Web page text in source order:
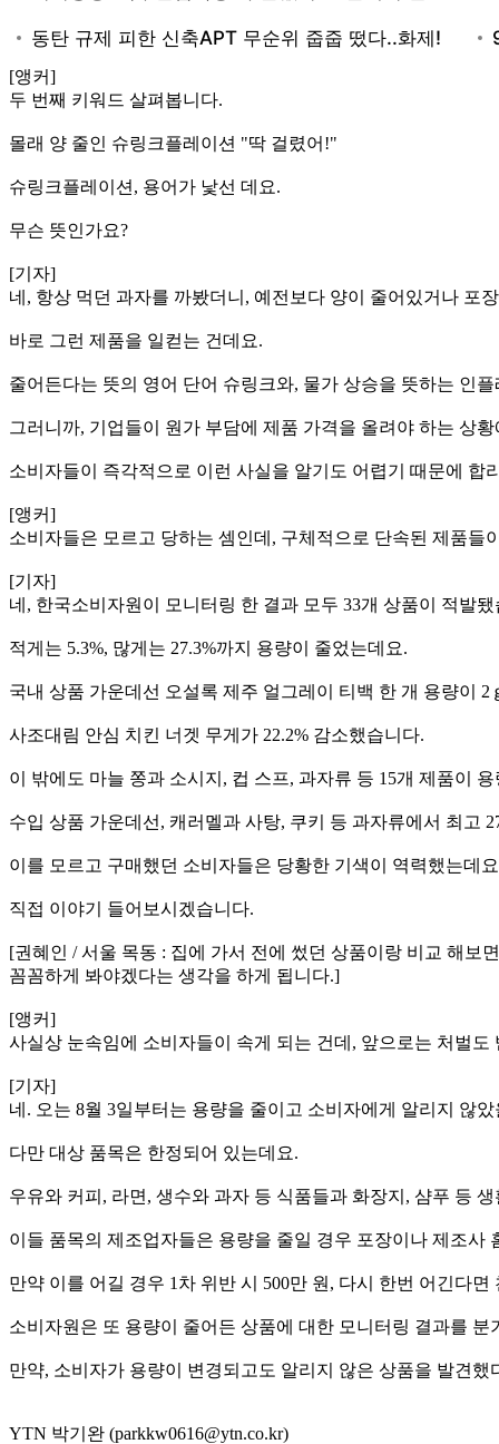
[앵커]
두 번째 키워드 살펴봅니다.
몰래 양 줄인 슈링크플레이션 "딱 걸렸어!"
슈링크플레이션, 용어가 낯선 데요.
무슨 뜻인가요?
[기자]
네, 항상 먹던 과자를 까봤더니, 예전보다 양이 줄어있거나 포
바로 그런 제품을 일컫는 건데요.
줄어든다는 뜻의 영어 단어 슈링크와, 물가 상승을 뜻하는 인
그러니까, 기업들이 원가 부담에 제품 가격을 올려야 하는 상
소비자들이 즉각적으로 이런 사실을 알기도 어렵기 때문에 합
[앵커]
소비자들은 모르고 당하는 셈인데, 구체적으로 단속된 제품들
[기자]
네, 한국소비자원이 모니터링 한 결과 모두 33개 상품이 적발
적게는 5.3%, 많게는 27.3%까지 용량이 줄었는데요.
국내 상품 가운데선 오설록 제주 얼그레이 티백 한 개 용량이 2
사조대림 안심 치킨 너겟 무게가 22.2% 감소했습니다.
이 밖에도 마늘 쫑과 소시지, 컵 스프, 과자류 등 15개 제품이
수입 상품 가운데선, 캐러멜과 사탕, 쿠키 등 과자류에서 최고
이를 모르고 구매했던 소비자들은 당황한 기색이 역력했는데
직접 이야기 들어보시겠습니다.
[권혜인 / 서울 목동 : 집에 가서 전에 썼던 상품이랑 비교 해보
꼼꼼하게 봐야겠다는 생각을 하게 됩니다.]
[앵커]
사실상 눈속임에 소비자들이 속게 되는 건데, 앞으로는 처벌도
[기자]
네. 오는 8월 3일부터는 용량을 줄이고 소비자에게 알리지 않
다만 대상 품목은 한정되어 있는데요.
우유와 커피, 라면, 생수와 과자 등 식품들과 화장지, 샴푸 등
이들 품목의 제조업자들은 용량을 줄일 경우 포장이나 제조
만약 이를 어길 경우 1차 위반 시 500만 원, 다시 한번 어긴다
소비자원은 또 용량이 줄어든 상품에 대한 모니터링 결과를 분
만약, 소비자가 용량이 변경되고도 알리지 않은 상품을 발견
YTN 박기완 (parkkw0616@ytn.co.kr)